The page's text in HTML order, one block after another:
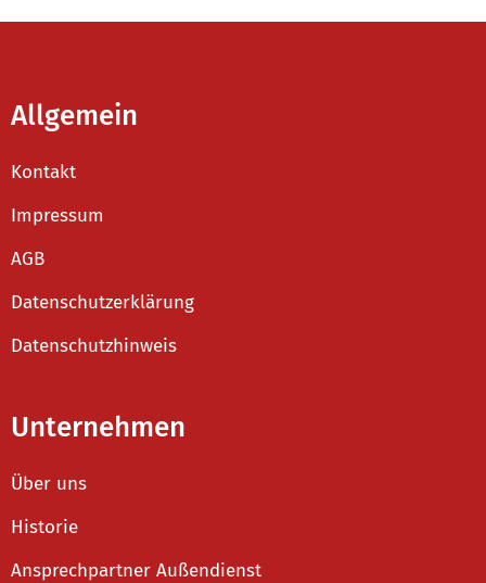
Allgemein
Kontakt
Impressum
AGB
Datenschutzerklärung
Datenschutzhinweis
Unternehmen
Über uns
Historie
Ansprechpartner Außendienst